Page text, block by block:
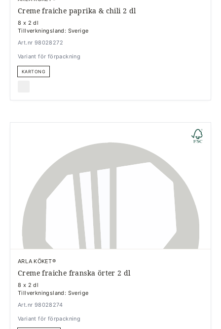
Creme fraiche paprika & chili 2 dl
8 x 2 dl
Tillverkningsland: Sverige
Art.nr 98028272
Variant för förpackning
KARTONG
ARLA KÖKET®
Creme fraiche franska örter 2 dl
8 x 2 dl
Tillverkningsland: Sverige
Art.nr 98028274
Variant för förpackning